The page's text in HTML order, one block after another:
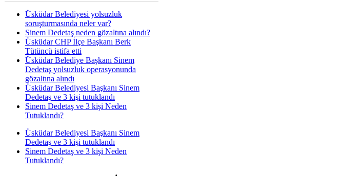
Üsküdar Belediyesi yolsuzluk
soruşturmasında neler var?
Sinem Dedetaş neden gözaltına alındı?
Üsküdar CHP İlçe Başkanı Berk
Tütüncü istifa etti
Üsküdar Belediye Başkanı Sinem
Dedetaş yolsuzluk operasyonunda
gözaltına alındı
Üsküdar Belediyesi Başkanı Sinem
Dedetaş ve 3 kişi tutuklandı
Sinem Dedetaş ve 3 kişi Neden
Tutuklandı?
Üsküdar Belediyesi Başkanı Sinem
Dedetaş ve 3 kişi tutuklandı
Sinem Dedetaş ve 3 kişi Neden
Tutuklandı?